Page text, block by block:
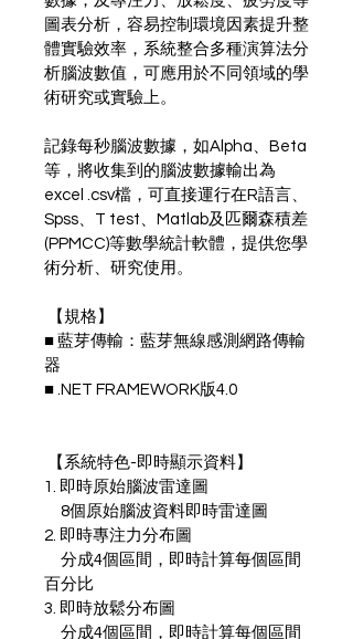
圖表分析，容易控制環境因素提升整
體實驗效率，系統整合多種演算法分
析腦波數值，可應用於不同領域的學
術研究或實驗上。
記錄每秒腦波數據，如Alpha、Beta
等，將收集到的腦波數據輸出為
excel .csv檔，可直接運行在R語言、
Spss、T test、Matlab及匹爾森積差
(PPMCC)等數學統計軟體，提供您學
術分析、研究使用。
【規格】
■ 藍芽傳輸：藍芽無線感測網路傳輸
器
■ .NET FRAMEWORK版4.0
【系統特色-即時顯示資料】
1. 即時原始腦波雷達圖
8個原始腦波資料即時雷達圖
2. 即時專注力分布圖
分成4個區間，即時計算每個區間
百分比
3. 即時放鬆分布圖
分成4個區間，即時計算每個區間